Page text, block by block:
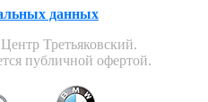
данных
Третьяковский.
публичной офертой.